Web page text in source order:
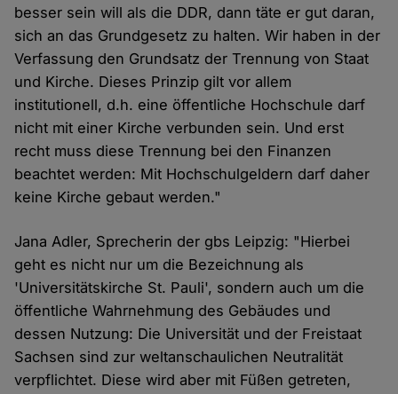
besser sein will als die DDR, dann täte er gut daran,
sich an das Grundgesetz zu halten. Wir haben in der
Verfassung den Grundsatz der Trennung von Staat
und Kirche. Dieses Prinzip gilt vor allem
institutionell, d.h. eine öffentliche Hochschule darf
nicht mit einer Kirche verbunden sein. Und erst
recht muss diese Trennung bei den Finanzen
beachtet werden: Mit Hochschulgeldern darf daher
keine Kirche gebaut werden."
Jana Adler, Sprecherin der gbs Leipzig: "Hierbei
geht es nicht nur um die Bezeichnung als
'Universitätskirche St. Pauli', sondern auch um die
öffentliche Wahrnehmung des Gebäudes und
dessen Nutzung: Die Universität und der Freistaat
Sachsen sind zur weltanschaulichen Neutralität
verpflichtet. Diese wird aber mit Füßen getreten,